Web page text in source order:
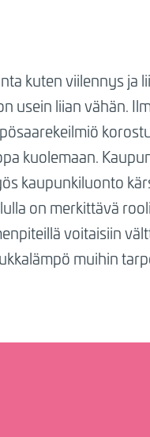
kuten viilennys ja
usein liian vähän.
kuolemaan.
kaupunkiluonto
on merkittävä
voitaisiin
muihin